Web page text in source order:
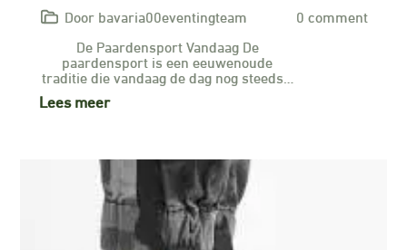
Door bavaria00eventingteam
0 comment
De Paardensport Vandaag De
paardensport is een eeuwenoude
traditie die vandaag de dag nog steeds…
Lees meer